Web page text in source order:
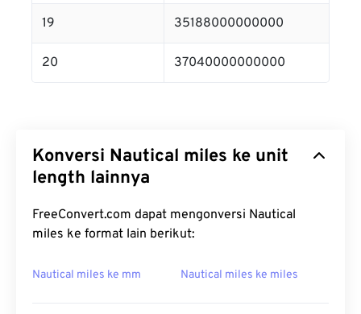
19 35188000000000
20 37040000000000
Konversi Nautical miles ke unit
length lainnya
FreeConvert.com dapat mengonversi Nautical
miles ke format lain berikut:
Nautical miles ke mm Nautical miles ke miles